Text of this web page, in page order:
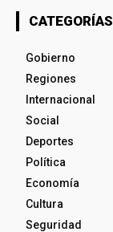
CATEGORÍAS
Gobierno
Regiones
Internacional
Social
Deportes
Política
Economía
Cultura
Seguridad